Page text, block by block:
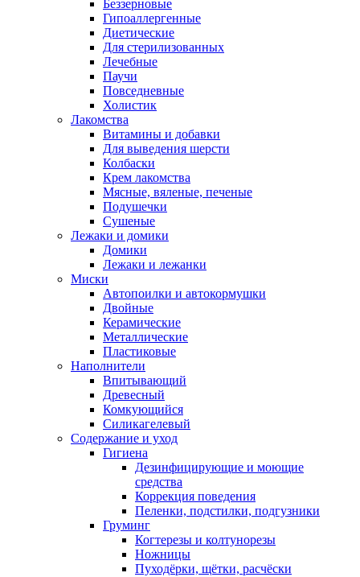
Беззерновые
Гипоаллергенные
Диетические
Для стерилизованных
Лечебные
Паучи
Повседневные
Холистик
Лакомства
Витамины и добавки
Для выведения шерсти
Колбаски
Крем лакомства
Мясные, вяленые, печеные
Подушечки
Сушеные
Лежаки и домики
Домики
Лежаки и лежанки
Миски
Автопоилки и автокормушки
Двойные
Керамические
Металлические
Пластиковые
Наполнители
Впитывающий
Древесный
Комкующийся
Силикагелевый
Содержание и уход
Гигиена
Дезинфицирующие и моющие
средства
Коррекция поведения
Пеленки, подстилки, подгузники
Груминг
Когтерезы и колтунорезы
Ножницы
Пуходёрки, щётки, расчёски